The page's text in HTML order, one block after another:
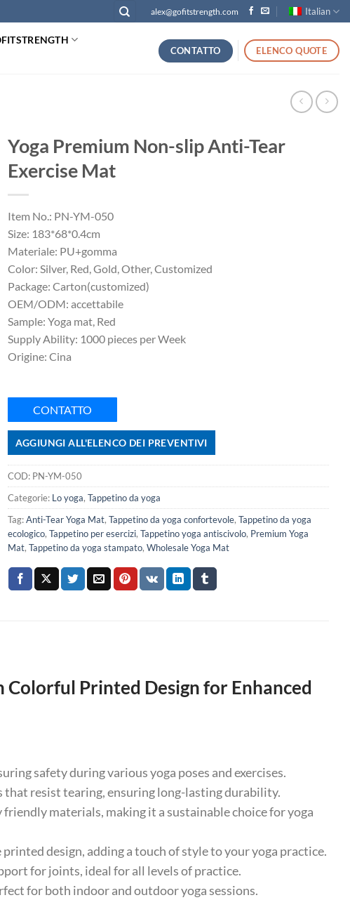
alex@gofitstrength.com Italian
CONTATTO ELENCO QUOTE
Yoga Premium Non-slip Anti-Tear
Exercise Mat
Item No.: PN-YM-050
Size: 183*68*0.4cm
Materiale: PU+gomma
Color: Silver, Red, Gold, Other, Customized
Package: Carton(customized)
OEM/ODM: accettabile
Sample: Yoga mat, Red
Supply Ability: 1000 pieces per Week
Origine: Cina
CONTATTO
AGGIUNGI ALL'ELENCO DEI PREVENTIVI
COD: PN-YM-050
Categorie: Lo yoga, Tappetino da yoga
Tag:Anti-Tear Yoga Mat, Tappetino da yoga confortevole, Tappetino da yoga
ecologico, Tappetino per esercizi, Tappetino yoga antiscivolo, Premium Yoga
Mat, Tappetino da yoga stampato, Wholesale Yoga Mat
Printed Design for Enhanced
safety during various yoga poses and exercises.
resist tearing, ensuring long-lasting durability.
materials, making it a sustainable choice for yoga
design, adding a touch of style to your yoga practice.
for joints, ideal for all levels of practice.
for both indoor and outdoor yoga sessions.